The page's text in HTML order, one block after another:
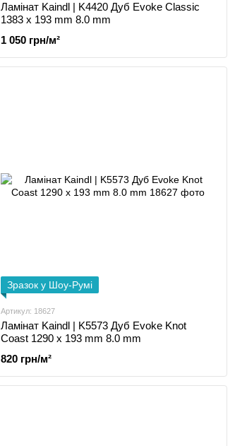
Ламінат Kaindl | K4420 Дуб Evoke Classic
1383 x 193 mm 8.0 mm
1 050 грн/м²
Зразок у Шоу-Румі
Артикул: 18627
Ламінат Kaindl | K5573 Дуб Evoke Knot
Coast 1290 x 193 mm 8.0 mm
820 грн/м²